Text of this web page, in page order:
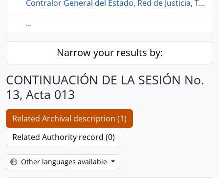
Contralor General del Estado, Red de Justicia, Trabajo en mesa
...
Narrow your results by:
CONTINUACIÓN DE LA SESIÓN No.
13, Acta 013
Related Archival description (1)
Related Authority record (0)
Other languages available